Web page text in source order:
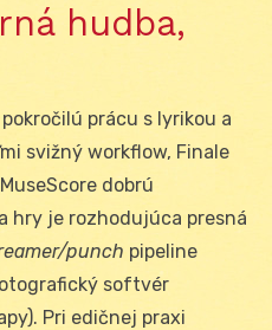
hudba,
prácu s lyrikou a
svižný workflow, Finale
dobrú
hry je rozhodujúca presná
punch pipeline
softvér
Pri edičnej praxi